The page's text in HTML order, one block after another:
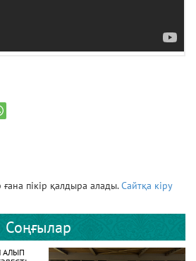
пікір қалдыра алады.Сайтқа кіру
Соңғылар
АЛЫП